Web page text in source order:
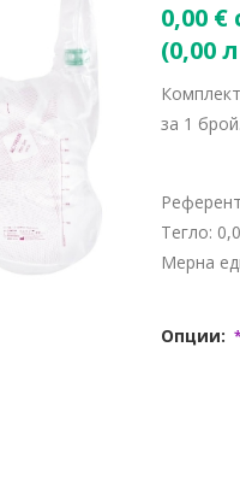
0,00
(0,00
за 1
Тегло:
Мерна
Опции: *